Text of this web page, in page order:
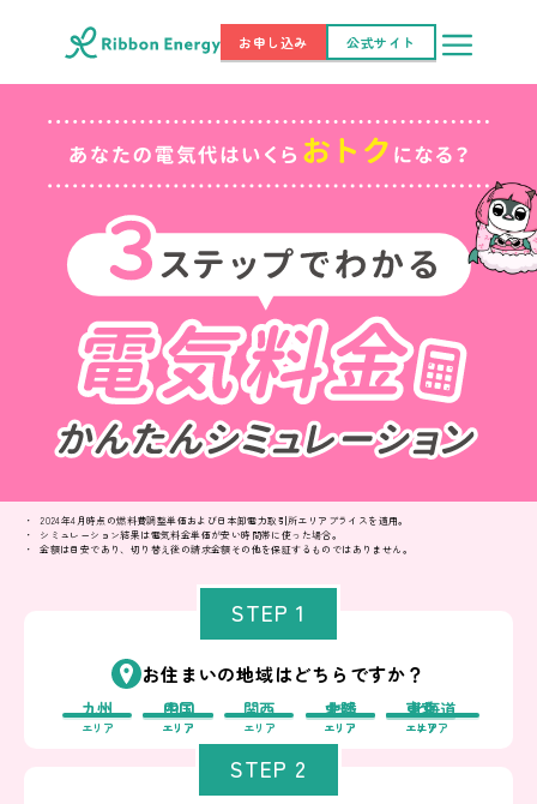
お申し込み 公式サイト
2024年4月時点の燃料費調整単価および日本卸電力取引所エリアプライスを適用。
シミュレーション結果は電気料金単価が安い時間帯に使った場合。
金額は目安であり、切り替え後の請求金額その他を保証するものではありません。
STEP 1
お住まいの地域はどちらですか？
北海道
エリア
東北
エリア
東京
エリア
中部
エリア
北陸
エリア
関西
エリア
中国
エリア
四国
エリア
九州
エリア
STEP 2